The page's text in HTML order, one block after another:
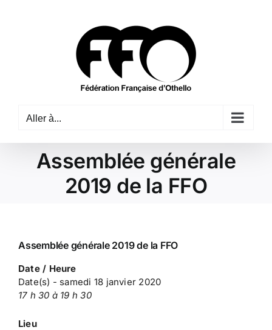
Aller à...
Assemblée générale
2019 de la FFO
Assemblée générale 2019 de la FFO
Date / Heure
Date(s) - samedi 18 janvier 2020
17 h 30 à 19 h 30
Lieu